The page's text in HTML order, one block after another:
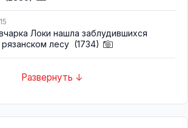
Локи нашла заблудившихся
лесу (1734)
Развернуть ↓